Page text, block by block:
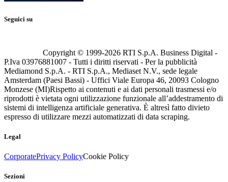
Seguici su
Copyright © 1999-2026 RTI S.p.A. Business Digital -
P.Iva 03976881007 - Tutti i diritti riservati - Per la pubblicità
Mediamond S.p.A. - RTI S.p.A., Mediaset N.V., sede legale
Amsterdam (Paesi Bassi) - Uffici Viale Europa 46, 20093 Cologno
Monzese (MI)Rispetto ai contenuti e ai dati personali trasmessi e/o
riprodotti è vietata ogni utilizzazione funzionale all’addestramento di
sistemi di intelligenza artificiale generativa. È altresì fatto divieto
espresso di utilizzare mezzi automatizzati di data scraping.
Legal
CorporatePrivacy PolicyCookie Policy
Sezioni